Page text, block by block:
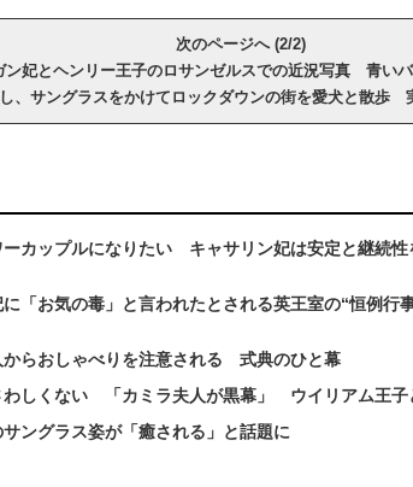
次のページへ (2/2)
ン妃とヘンリー王子のロサンゼルスでの近況写真 青い
し、サングラスをかけてロックダウンの街を愛犬と散歩
ーカップルになりたい キャサリン妃は安定と継続
「お気の毒」と言われたとされる英王室の“恒例行
らおしゃべりを注意される 式典のひと幕
わしくない 「カミラ夫人が黒幕」 ウイリアム王子
ングラス姿が「癒される」と話題に